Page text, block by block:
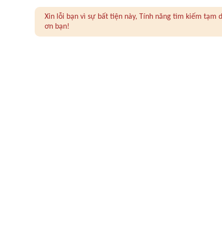
Xin lỗi bạn vì sự bất tiện này, Tính năng tìm kiếm
ơn bạn!